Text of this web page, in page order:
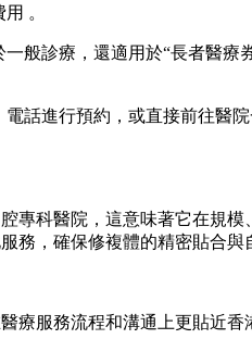
。
診療，還適用於“長者醫療
進行預約，或直接前往醫院
科醫院，這意味著它在規模
務，確保修複體的精密貼合與
服務流程和溝通上更貼近香